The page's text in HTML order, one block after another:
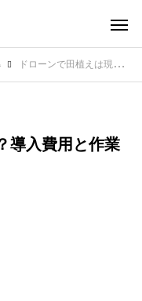
ドローンで田植えは現実的？導入費用と作業効率を検証
導入費用と作業